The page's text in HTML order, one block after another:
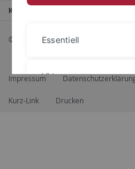
Kontaktinfo
© 2026 Eberhard Karls Universität
Impressum
Kurz-Link Drucken
Essentiell
Videos